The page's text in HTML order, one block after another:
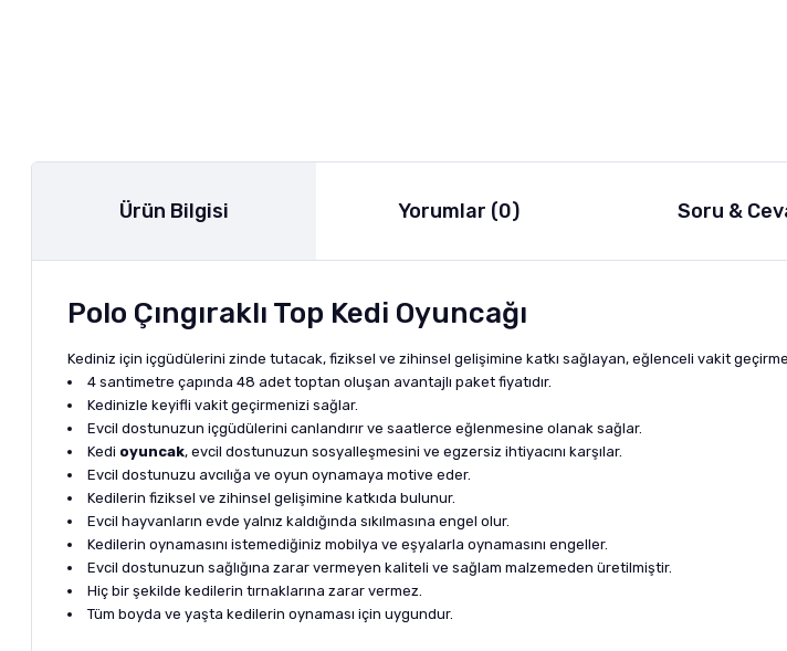
Ürün Bilgisi Yorumlar (0) Soru &
Polo Çıngıraklı Top Kedi Oyuncağı
Kediniz için içgüdülerini zinde tutacak, fiziksel ve zihinsel gelişimine katkı sağlayan, eğlenceli vakit
4 santimetre çapında 48 adet toptan oluşan avantajlı paket fiyatıdır.
Kedinizle keyifli vakit geçirmenizi sağlar.
Evcil dostunuzun içgüdülerini canlandırır ve saatlerce eğlenmesine olanak sağlar.
Kedi oyuncak, evcil dostunuzun sosyalleşmesini ve egzersiz ihtiyacını karşılar.
Evcil dostunuzu avcılığa ve oyun oynamaya motive eder.
Kedilerin fiziksel ve zihinsel gelişimine katkıda bulunur.
Evcil hayvanların evde yalnız kaldığında sıkılmasına engel olur.
Kedilerin oynamasını istemediğiniz mobilya ve eşyalarla oynamasını engeller.
Evcil dostunuzun sağlığına zarar vermeyen kaliteli ve sağlam malzemeden üretilmiştir.
Hiç bir şekilde kedilerin tırnaklarına zarar vermez.
Tüm boyda ve yaşta kedilerin oynaması için uygundur.